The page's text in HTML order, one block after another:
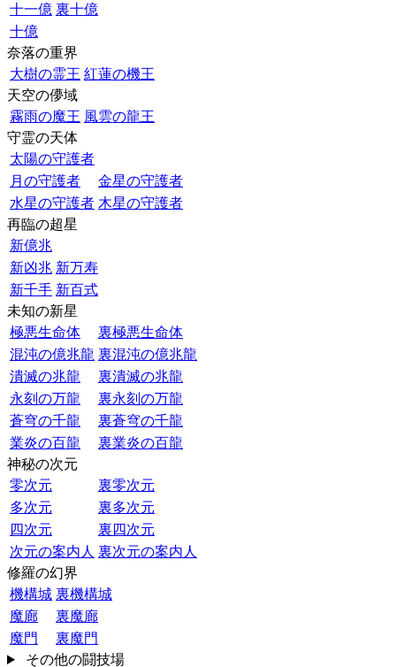
十一億 裏十億
十億
奈落の重界
大樹の霊王 紅蓮の機王
天空の儚域
霧雨の魔王 風雲の龍王
守霊の天体
太陽の守護者
月の守護者
金星の守護者
水星の守護者 木星の守護者
再臨の超星
新億兆
新凶兆 新万寿
新千手 新百式
未知の新星
極悪生命体
裏極悪生命体
混沌の億兆龍 裏混沌の億兆龍
潰滅の兆龍
裏潰滅の兆龍
永刻の万龍
裏永刻の万龍
蒼穹の千龍
裏蒼穹の千龍
業炎の百龍
裏業炎の百龍
神秘の次元
零次元
裏零次元
多次元
裏多次元
四次元
裏四次元
次元の案内人 裏次元の案内人
修羅の幻界
機構城 裏機構城
魔廊
裏魔廊
魔門
裏魔門
その他の闘技場